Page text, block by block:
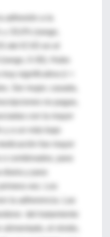
33,0% (rango,
0-30). Hubo
significativa (r =
no pagas,
con la mayor
fue mayor
del tratamiento